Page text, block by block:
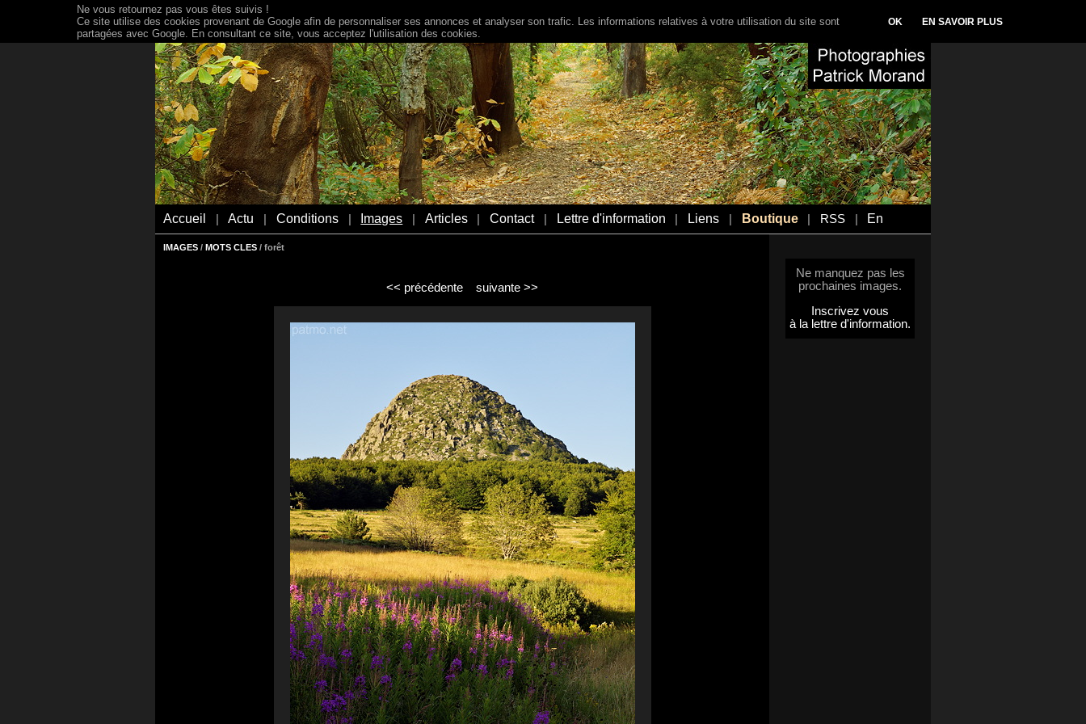
Accueil Actu Conditions Images Articles Contact Lettre d'information Liens Boutique RSS En
IMAGES / MOTS CLES / forêt
<< précédente suivante >>
Ne manquez pas les
prochaines images.
Inscrivez vous
à la lettre d'information.
Ne vous retournez pas vous êtes suivis !
Ce site utilise des cookies provenant de Google afin de personnaliser ses annonces et analyser son trafic. Les informations relatives à votre utilisation du site sont
partagées avec Google. En consultant ce site, vous acceptez l'utilisation des cookies.
OK EN SAVOIR PLUS